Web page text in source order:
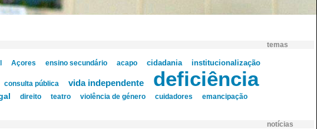
temas
Açores ensino secundário acapo cidadania institucionalização
consulta pública vida independente deficiência
direito teatro violência de género cuidadores emancipação
notícias